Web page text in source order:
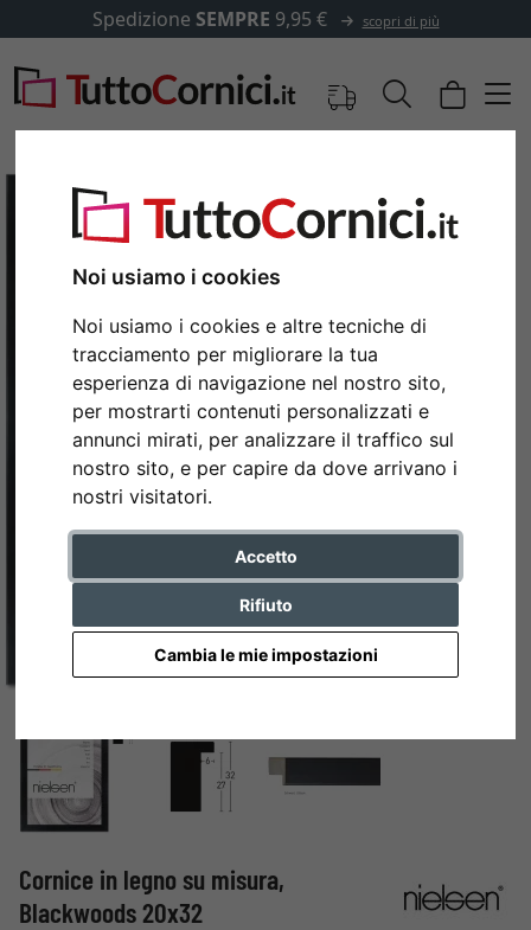
Noi usiamo i cookies
Noi usiamo i cookies e altre tecniche di
tracciamento per migliorare la tua
esperienza di navigazione nel nostro sito,
per mostrarti contenuti personalizzati e
annunci mirati, per analizzare il traffico sul
nostro sito, e per capire da dove arrivano i
nostri visitatori.
Accetto
Rifiuto
Cambia le mie impostazioni
Spedizione SEMPRE 9,95 € scopri di più
Indietro
Cornice in legno su misura,
Blackwoods 20x32